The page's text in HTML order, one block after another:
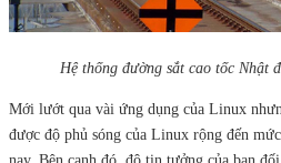
Hệ thống đường sắt cao tốc Nhật
Mới lướt qua vài ứng dụng của Linux
được độ phủ sóng của Linux rộng đến